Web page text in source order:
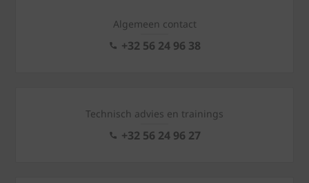
Algemeen contact
+32 56 24 96 38
Technisch advies en trainings
+32 56 24 96 27